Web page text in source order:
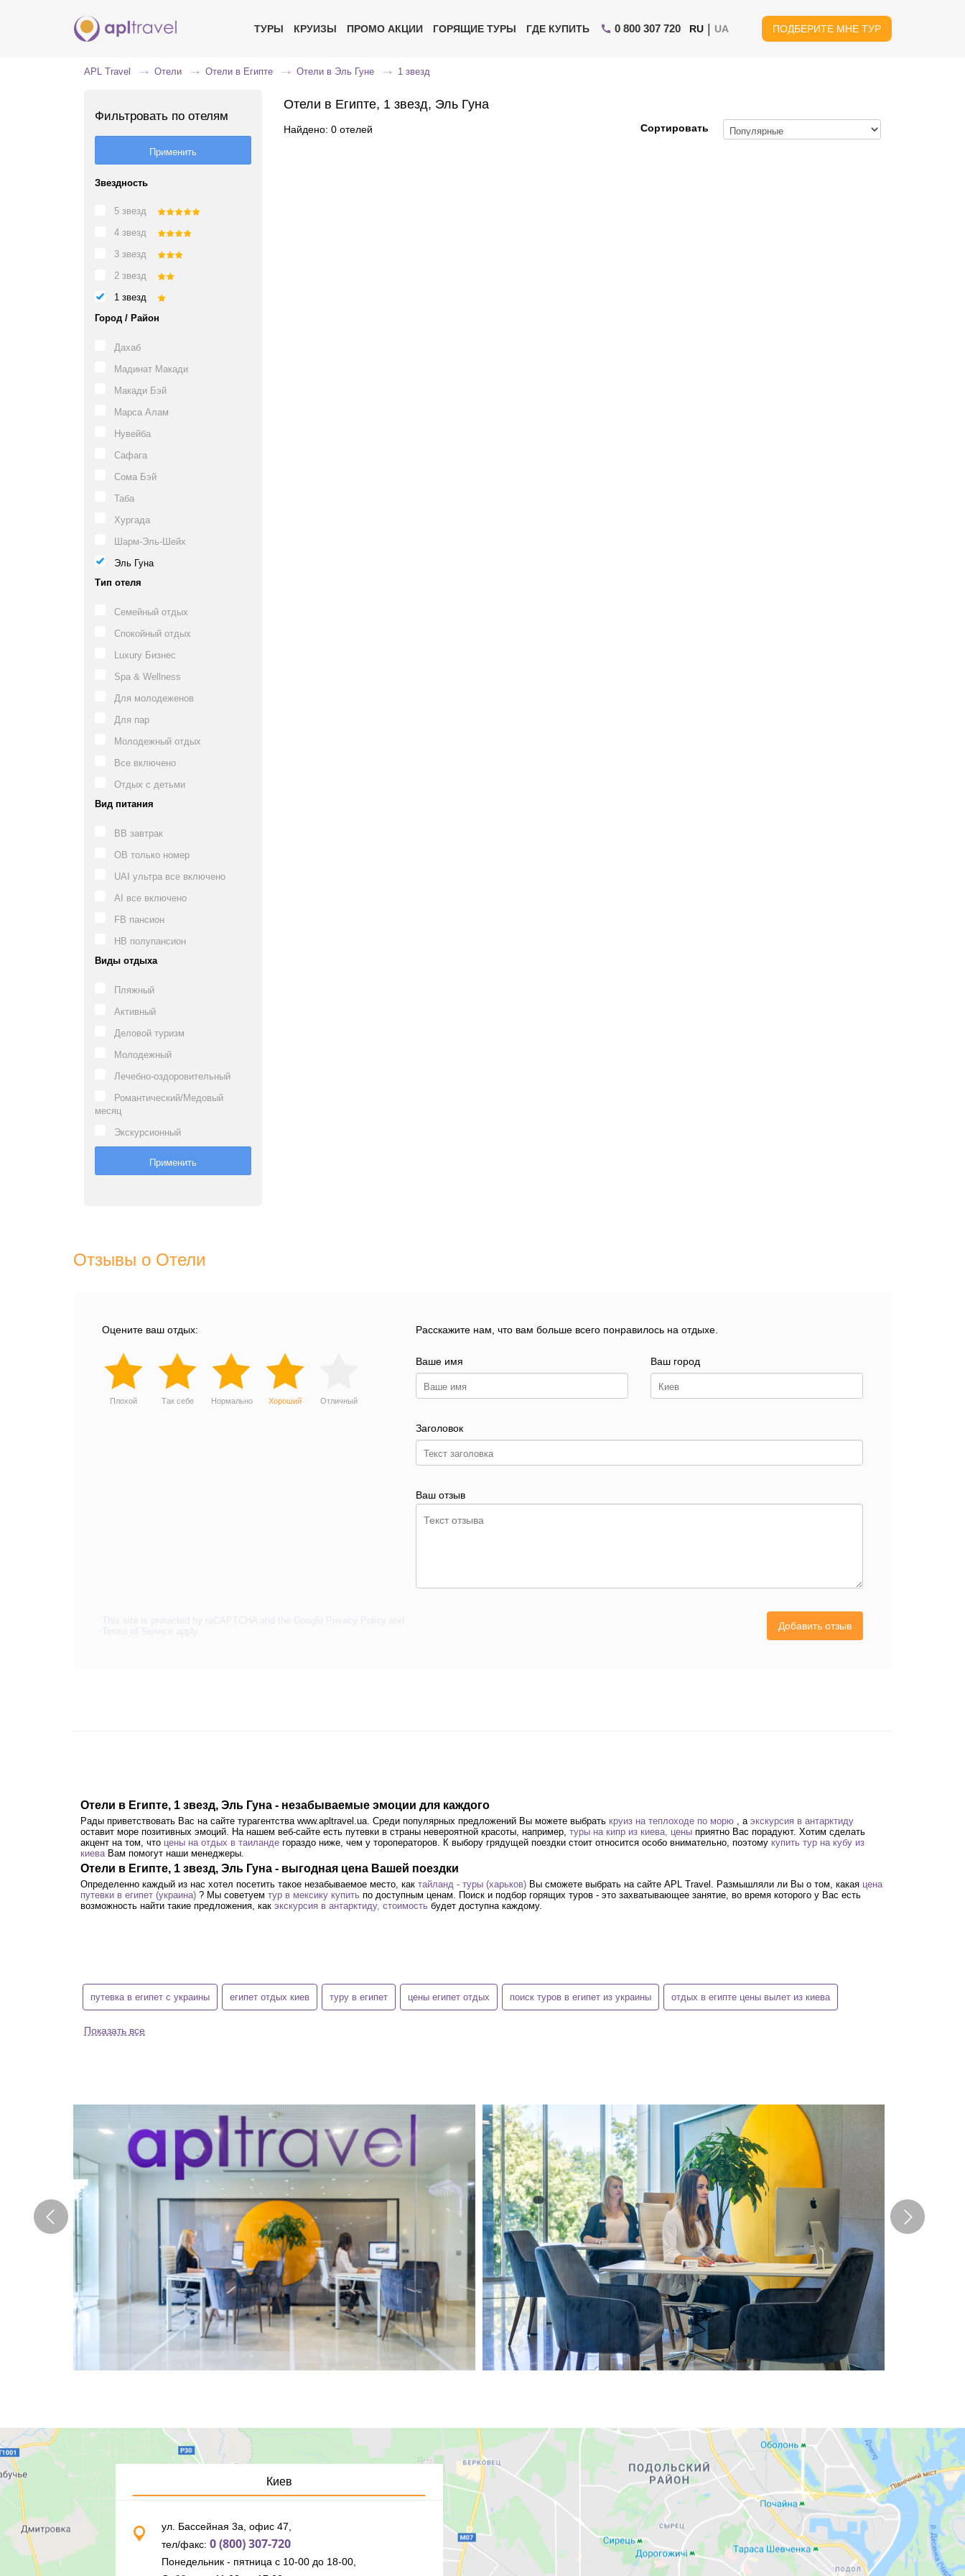
ТУРЫ КРУИЗЫ ПРОМО АКЦИИ ГОРЯЩИЕ ТУРЫ ГДЕ КУПИТЬ 0 800 307 720 RU | UA ПОДБЕРИТЕ МНЕ ТУР
APL Travel Отели Отели в Египте Отели в Эль Гуне 1 звезд
Фильтровать по отелям
Звездность
5 звезд
4 звезд
3 звезд
2 звезд
1 звезд
Город / Район
Дахаб
Мадинат Макади
Макади Бэй
Марса Алам
Нувейба
Сафага
Сома Бэй
Таба
Хургада
Шарм-Эль-Шейх
Эль Гуна
Тип отеля
Семейный отдых
Спокойный отдых
Luxury Бизнес
Spa & Wellness
Для молодеженов
Для пар
Молодежный отдых
Все включено
Отдых с детьми
Вид питания
BB завтрак
OB только номер
UAI ультра все включено
AI все включено
FB пансион
HB полупансион
Виды отдыха
Пляжный
Активный
Деловой туризм
Молодежный
Лечебно-оздоровительный
Романтический/Медовый
месяц
Экскурсионный
Отели в Египте, 1 звезд, Эль Гуна
Найдено: 0 отелей Сортировать
Отзывы о Отели
Оцените ваш отдых:
Плохой Так себе Нормально Хороший Отличный
Расскажите нам, что вам больше всего понравилось на отдыхе.
Ваше имя Ваш город
Заголовок
Ваш отзыв
Добавить отзыв
Отели в Египте, 1 звезд, Эль Гуна - незабываемые эмоции для каждого
Рады приветствовать Вас на сайте турагентства www.apltravel.ua. Среди популярных предложений Вы можете выбрать круиз на теплоходе по морю , а экскурсия в антарктиду
оставит море позитивных эмоций. На нашем веб-сайте есть путевки в страны невероятной красоты, например, туры на кипр из киева, цены приятно Вас порадуют. Хотим сделать
акцент на том, что цены на отдых в таиланде гораздо ниже, чем у тороператоров. К выбору грядущей поездки стоит относится особо внимательно, поэтому купить тур на кубу из
киеваВам помогут наши менеджеры.
Отели в Египте, 1 звезд, Эль Гуна - выгодная цена Вашей поездки
Определенно каждый из нас хотел посетить такое незабываемое место, как тайланд - туры (харьков) Вы сможете выбрать на сайте APL Travel. Размышляли ли Вы о том, какая цена
путевки в египет (украина) ? Мы советуем тур в мексику купить по доступным ценам. Поиск и подбор горящих туров - это захватывающее занятие, во время которого у Вас есть
возможность найти такие предложения, как экскурсия в антарктиду, стоимость будет доступна каждому.
путевка в египет с украины египет отдых киев туру в египет цены египет отдых поиск туров в египет из украины отдых в египте цены вылет из киева
Показать все
Киев
ул. Бассейная 3а, офис 47,
тел/факс: 0 (800) 307-720
Понедельник - пятница с 10-00 до 18-00,